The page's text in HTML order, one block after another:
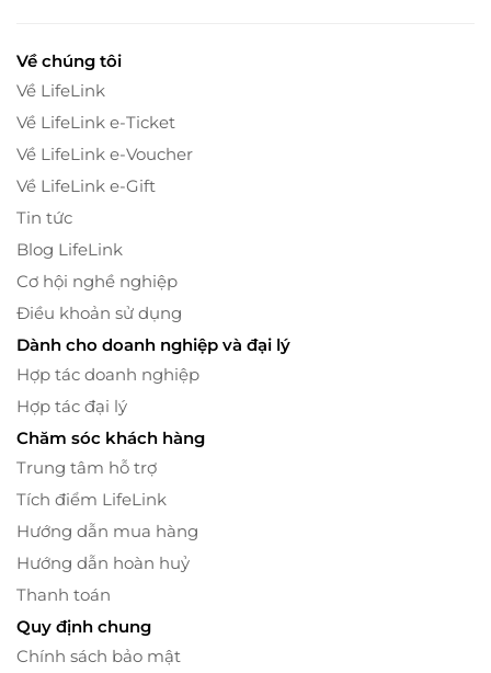
Về chúng tôi
Về LifeLink
Về LifeLink e-Ticket
Về LifeLink e-Voucher
Về LifeLink e-Gift
Tin tức
Blog LifeLink
Cơ hội nghề nghiệp
Điều khoản sử dụng
Dành cho doanh nghiệp và đại lý
Hợp tác doanh nghiệp
Hợp tác đại lý
Chăm sóc khách hàng
Trung tâm hỗ trợ
Tích điểm LifeLink
Hướng dẫn mua hàng
Hướng dẫn hoàn huỷ
Thanh toán
Quy định chung
Chính sách bảo mật